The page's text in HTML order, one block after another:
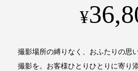
¥
撮影場所の縛りなく、おふたりの思
撮影を。お客様ひとりひとりに寄り